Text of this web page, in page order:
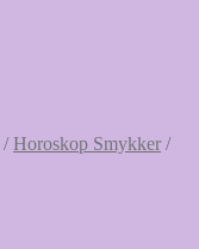
/Horoskop Smykker /